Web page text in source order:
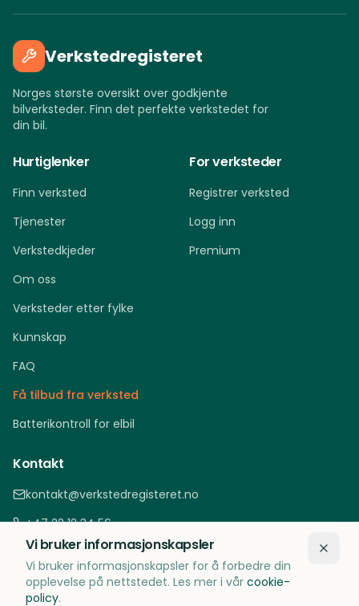
Verkstedregisteret
Norges største oversikt over godkjente
bilverksteder. Finn det perfekte verkstedet for
din bil.
Hurtiglenker
Finn verksted
Tjenester
Verkstedkjeder
Om oss
Verksteder etter fylke
Kunnskap
FAQ
Få tilbud fra verksted
Batterikontroll for elbil
For verksteder
Registrer verksted
Logg inn
Premium
Kontakt
kontakt@verkstedregisteret.no
+47 22 12 34 56
Oslo, Norge
Vi bruker informasjonskapsler
Vi bruker informasjonskapsler for å forbedre din
opplevelse på nettstedet. Les mer i vår cookie-
policy.